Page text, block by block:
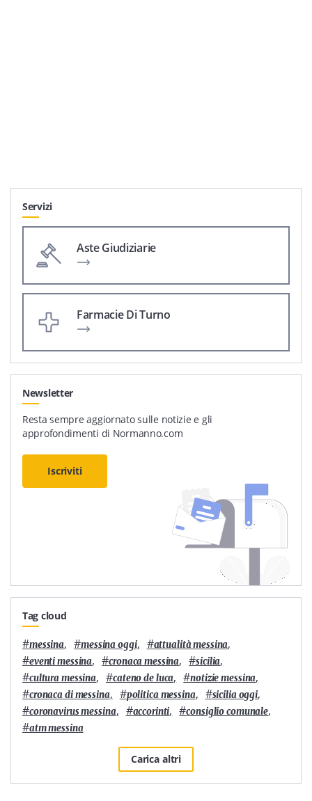
Servizi
Aste Giudiziarie
Farmacie Di Turno
Newsletter
Resta sempre aggiornato sulle notizie e gli
approfondimenti di Normanno.com
Iscriviti
Tag cloud
#messina, #messina oggi, #attualità messina,
#eventi messina, #cronaca messina, #sicilia,
#cultura messina, #cateno de luca, #notizie messina,
#cronaca di messina, #politica messina, #sicilia oggi,
#coronavirus messina, #accorinti, #consiglio comunale,
#atm messina
Carica altri